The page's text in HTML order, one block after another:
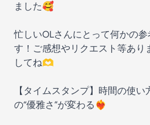
ました🥰
忙しいOLさんにとって何かの
す！ご感想やリクエスト等あり
してね🫶
【タイムスタンプ】時間の使
の“優雅さ”が変わる❤️‍🔥